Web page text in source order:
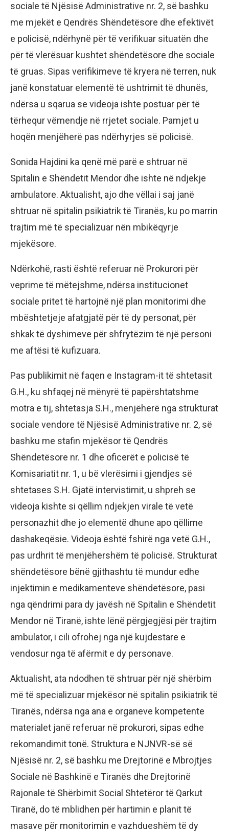
sociale të Njësisë Administrative nr. 2, së bashku
me mjekët e Qendrës Shëndetësore dhe efektivët
e policisë, ndërhynë për të verifikuar situatën dhe
për të vlerësuar kushtet shëndetësore dhe sociale
të gruas. Sipas verifikimeve të kryera në terren, nuk
janë konstatuar elementë të ushtrimit të dhunës,
ndërsa u sqarua se videoja ishte postuar për të
tërhequr vëmendje në rrjetet sociale. Pamjet u
hoqën menjëherë pas ndërhyrjes së policisë.
Sonida Hajdini ka qenë më parë e shtruar në
Spitalin e Shëndetit Mendor dhe ishte në ndjekje
ambulatore. Aktualisht, ajo dhe vëllai i saj janë
shtruar në spitalin psikiatrik të Tiranës, ku po marrin
trajtim më të specializuar nën mbikëqyrje
mjekësore.
Ndërkohë, rasti është referuar në Prokurori për
veprime të mëtejshme, ndërsa institucionet
sociale pritet të hartojnë një plan monitorimi dhe
mbështetjeje afatgjatë për të dy personat, për
shkak të dyshimeve për shfrytëzim të një personi
me aftësi të kufizuara.
Pas publikimit në faqen e Instagram-it të shtetasit
G.H., ku shfaqej në mënyrë të papërshtatshme
motra e tij, shtetasja S.H., menjëherë nga strukturat
sociale vendore të Njësisë Administrative nr. 2, së
bashku me stafin mjekësor të Qendrës
Shëndetësore nr. 1 dhe oficerët e policisë të
Komisariatit nr. 1, u bë vlerësimi i gjendjes së
shtetases S.H. Gjatë intervistimit, u shpreh se
videoja kishte si qëllim ndjekjen virale të vetë
personazhit dhe jo elementë dhune apo qëllime
dashakeqësie. Videoja është fshirë nga vetë G.H.,
pas urdhrit të menjëhershëm të policisë. Strukturat
shëndetësore bënë gjithashtu të mundur edhe
injektimin e medikamenteve shëndetësore, pasi
nga qëndrimi para dy javësh në Spitalin e Shëndetit
Mendor në Tiranë, ishte lënë përgjegjësi për trajtim
ambulator, i cili ofrohej nga një kujdestare e
vendosur nga të afërmit e dy personave.
Aktualisht, ata ndodhen të shtruar për një shërbim
më të specializuar mjekësor në spitalin psikiatrik të
Tiranës, ndërsa nga ana e organeve kompetente
materialet janë referuar në prokurori, sipas edhe
rekomandimit tonë. Struktura e NJNVR-së së
Njësisë nr. 2, së bashku me Drejtorinë e Mbrojtjes
Sociale në Bashkinë e Tiranës dhe Drejtorinë
Rajonale të Shërbimit Social Shtetëror të Qarkut
Tiranë, do të mblidhen për hartimin e planit të
masave për monitorimin e vazhdueshëm të dy